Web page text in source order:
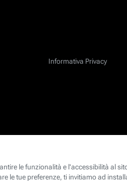
Informativa Privacy